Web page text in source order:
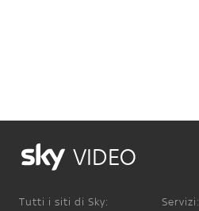
VIDEO
Tutti i siti di Sky: Servizi: